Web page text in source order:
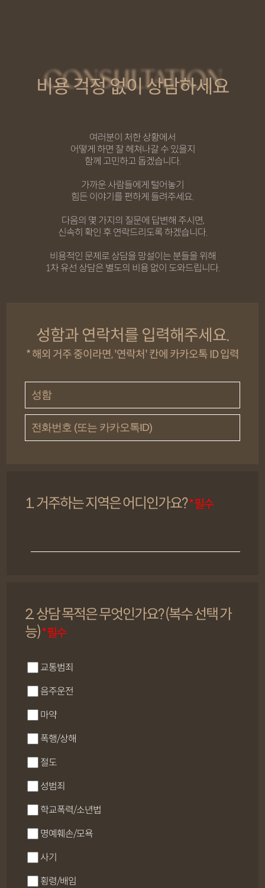
CONSULTATION
비용 걱정 없이 상담하세요
여러분이 처한 상황에서
어떻게 하면 잘 헤쳐나갈 수 있을지
함께 고민하고 돕겠습니다.
​가까운 사람들에게 털어놓기
힘든 이야기를 편하게 들려주세요.
다음의 몇 가지의 질문에 답변해 주시면,
신속히 확인 후 연락드리도록 하겠습니다.
비용적인 문제로 상담을 망설이는 분들을 위해
1차 유선 상담은 별도의 비용 없이 도와드립니다.
성함과 연락처를 입력해주세요.
* 해외 거주 중이라면, '연락처' 칸에 카카오톡 ID 입력
1. 거주하는 지역은 어디인가요?* 필수
2. 상담 목적은 무엇인가요? (복수 선택 가
능)* 필수
교통범죄
음주운전
마약
폭행/상해
절도
성범죄
학교폭력/소년법
명예훼손/모욕
사기
횡령/배임